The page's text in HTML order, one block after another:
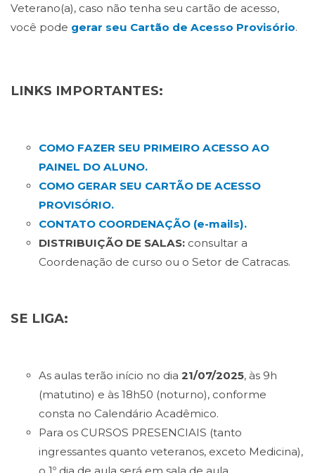
Veterano(a), caso não tenha seu cartão de acesso,
você pode gerar seu Cartão de Acesso Provisório.
LINKS IMPORTANTES:
COMO FAZER SEU PRIMEIRO ACESSO AO
PAINEL DO ALUNO.
COMO GERAR SEU CARTÃO DE ACESSO
PROVISÓRIO.
CONTATO COORDENAÇÃO (e-mails).
DISTRIBUIÇÃO DE SALAS: consultar a
Coordenação de curso ou o Setor de Catracas.
SE LIGA:
As aulas terão início no dia 21/07/2025, às 9h
(matutino) e às 18h50 (noturno), conforme
consta no Calendário Acadêmico.
Para os CURSOS PRESENCIAIS (tanto
ingressantes quanto veteranos, exceto Medicina),